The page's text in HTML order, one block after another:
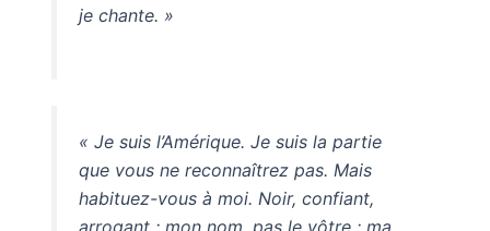
je chante. »
« Je suis l’Amérique. Je suis la partie
que vous ne reconnaîtrez pas. Mais
habituez-vous à moi. Noir, confiant,
arrogant ; mon nom, pas le vôtre ; ma